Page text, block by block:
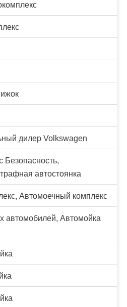
дилер Volkswagen
Безопасность,
автостоянка
Автомоечный комплекс
автомобилей, Автомойка